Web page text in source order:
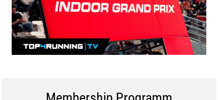
treffen
jeden
Läufer
mindestens
einmal